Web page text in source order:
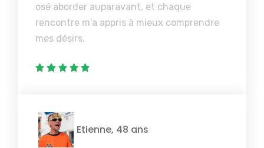
osé aborder auparavant, et chaque
rencontre m'a appris à mieux comprendre
mes désirs.
Etienne, 48 ans